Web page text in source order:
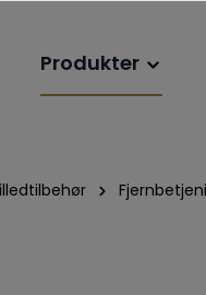
Produkter